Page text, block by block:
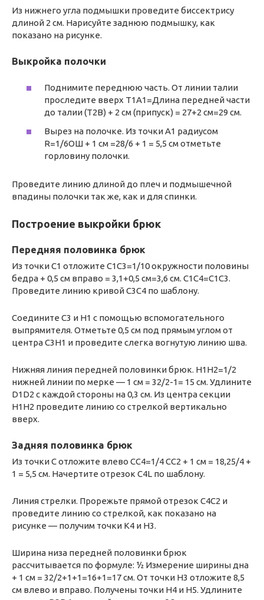
Из нижнего угла подмышки проведите биссектрису
длиной 2 см. Нарисуйте заднюю подмышку, как
показано на рисунке.
Выкройка полочки
Поднимите переднюю часть. От линии талии
проследите вверх T1A1=Длина передней части
до талии (T2B) + 2 см (припуск) = 27+2 см=29 см.
Вырез на полочке. Из точки А1 радиусом
R=1/6ОШ + 1 см =28/6 + 1 = 5,5 см отметьте
горловину полочки.
Проведите линию длиной до плеч и подмышечной
впадины полочки так же, как и для спинки.
Построение выкройки брюк
Передняя половинка брюк
Из точки С1 отложите С1С3=1/10 окружности половины
бедра + 0,5 см вправо = 3,1+0,5 см=3,6 см. C1C4=C1C3.
Проведите линию кривой C3C4 по шаблону.
Соедините C3 и H1 с помощью вспомогательного
выпрямителя. Отметьте 0,5 см под прямым углом от
центра C3H1 и проведите слегка вогнутую линию шва.
Нижняя линия передней половинки брюк. H1H2=1/2
нижней линии по мерке — 1 см = 32/2-1= 15 см. Удлините
D1D2 с каждой стороны на 0,3 см. Из центра секции
H1H2 проведите линию со стрелкой вертикально
вверх.
Задняя половинка брюк
Из точки C отложите влево CC4=1/4 CC2 + 1 см = 18,25/4 +
1 = 5,5 см. Начертите отрезок C4L по шаблону.
Линия стрелки. Прорежьте прямой отрезок C4C2 и
проведите линию со стрелкой, как показано на
рисунке — получим точки K4 и H3.
Ширина низа передней половинки брюк
рассчитывается по формуле: ½ Измерение ширины дна
+ 1 см = 32/2+1+1=16+1=17 см. От точки H3 отложите 8,5
см влево и вправо. Получены точки H4 и H5. Удлините